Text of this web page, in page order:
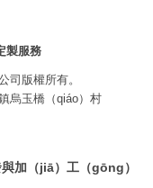
製服務
司版權所有。
烏玉橋（qiáo）村
加（jiā）工（gōng）